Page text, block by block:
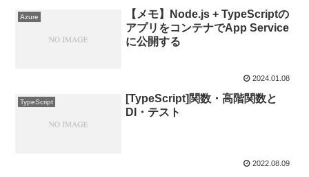
Azure
【メモ】Node.js + TypeScriptの
アプリをコンテナでApp Service
に公開する
2024.01.08
TypeScript
[TypeScript]関数・高階関数と
DI・テスト
2022.08.09